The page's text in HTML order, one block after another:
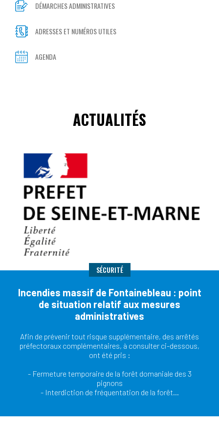
DÉMARCHES ADMINISTRATIVES
ADRESSES ET NUMÉROS UTILES
AGENDA
ACTUALITÉS
SÉCURITÉ
Incendies massif de Fontainebleau : point
de situation relatif aux mesures
administratives
Afin de prévenir tout risque supplémentaire, des arrêtés
préfectoraux complémentaires, à consulter ci-dessous,
ont été pris :
- Fermeture temporaire de la forêt domaniale des 3
pignons
- Interdiction de fréquentation de la forêt…